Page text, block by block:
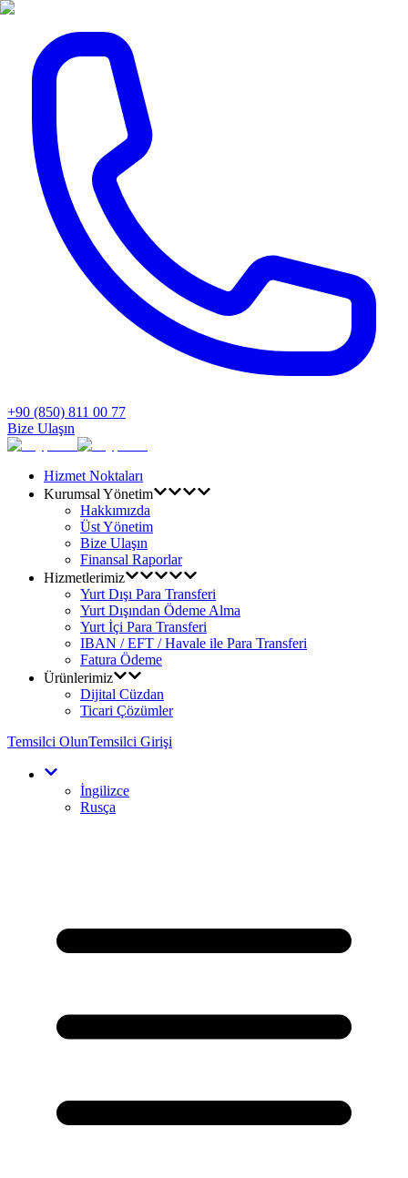
+90 (850) 811 00 77
Bize Ulaşın
Hizmet Noktaları
Kurumsal Yönetim
Hakkımızda
Üst Yönetim
Bize Ulaşın
Finansal Raporlar
Hizmetlerimiz
Yurt Dışı Para Transferi
Yurt Dışından Ödeme Alma
Yurt İçi Para Transferi
IBAN / EFT / Havale ile Para Transferi
Fatura Ödeme
Ürünlerimiz
Dijital Cüzdan
Ticari Çözümler
Temsilci OlunTemsilci Girişi
İngilizce
Rusça